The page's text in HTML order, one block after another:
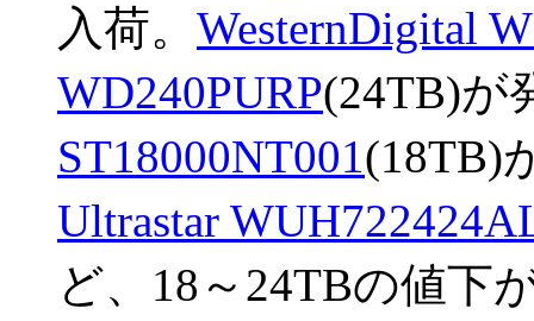
入荷。 WesternDigital
WD240PURP(24TB)が
ST18000NT001(18TB)
Ultrastar
ど、18～24TBの値下